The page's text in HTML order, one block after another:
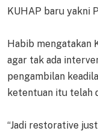
KUHAP baru yakni
Habib mengatakan
agar tak ada
pengambilan
ketentuan itu telah
“Jadi restorative